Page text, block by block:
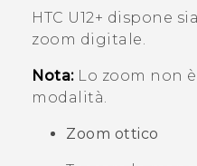
ASSISTENZA
Accessori e dispositivi
Accesso
HTC U12+‍ dispone
zoom digitale.
Nota:Lo zoom non
modalità.
Zoom ottico